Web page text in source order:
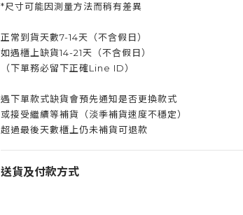
*尺寸可能因測量方法而稍有差異
正常到貨天數7-14天（不含假日）
如遇櫃上缺貨14-21天（不含假日）
（下單務必留下正確Line ID）
遇下單款式缺貨會預先通知是否更換款式
或接受繼續等補貨（淡季補貨速度不穩定）
超過最後天數櫃上仍未補貨可退款
送貨及付款方式